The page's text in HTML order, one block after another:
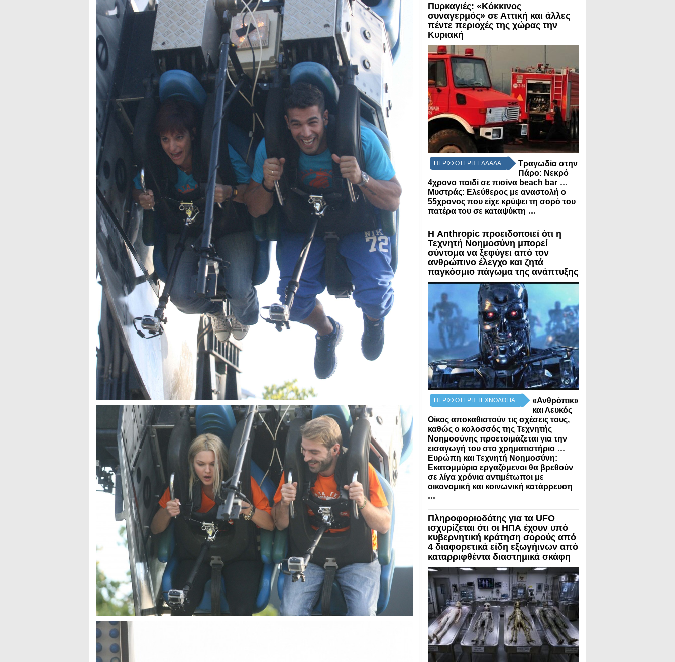
Πυρκαγιές: «Κόκκινος
συναγερμός» σε Αττική και άλλες
πέντε περιοχές της χώρας την
Κυριακή
ΠΕΡΙΣΣΟΤΕΡΗ ΕΛΛΑΔΑ
Τραγωδία στην
Πάρο: Νεκρό
4χρονο παιδί σε πισίνα beach bar ...
Μυστράς: Ελεύθερος με αναστολή ο
55χρονος που είχε κρύψει τη σορό του
πατέρα του σε καταψύκτη ...
Η Anthropic προειδοποιεί ότι η
Τεχνητή Νοημοσύνη μπορεί
σύντομα να ξεφύγει από τον
ανθρώπινο έλεγχο και ζητά
παγκόσμιο πάγωμα της ανάπτυξης
ΠΕΡΙΣΣΟΤΕΡΗ ΤΕΧΝΟΛΟΓΙΑ
«Ανθρόπικ»
και Λευκός
Οίκος αποκαθιστούν τις σχέσεις τους,
καθώς ο κολοσσός της Τεχνητής
Νοημοσύνης προετοιμάζεται για την
εισαγωγή του στο χρηματιστήριο ...
Ευρώπη και Τεχνητή Νοημοσύνη:
Εκατομμύρια εργαζόμενοι θα βρεθούν
σε λίγα χρόνια αντιμέτωποι με
οικονομική και κοινωνική κατάρρευση
...
Πληροφοριοδότης για τα UFO
ισχυρίζεται ότι οι ΗΠΑ έχουν υπό
κυβερνητική κράτηση σορούς από
4 διαφορετικά είδη εξωγήινων από
καταρριφθέντα διαστημικά σκάφη